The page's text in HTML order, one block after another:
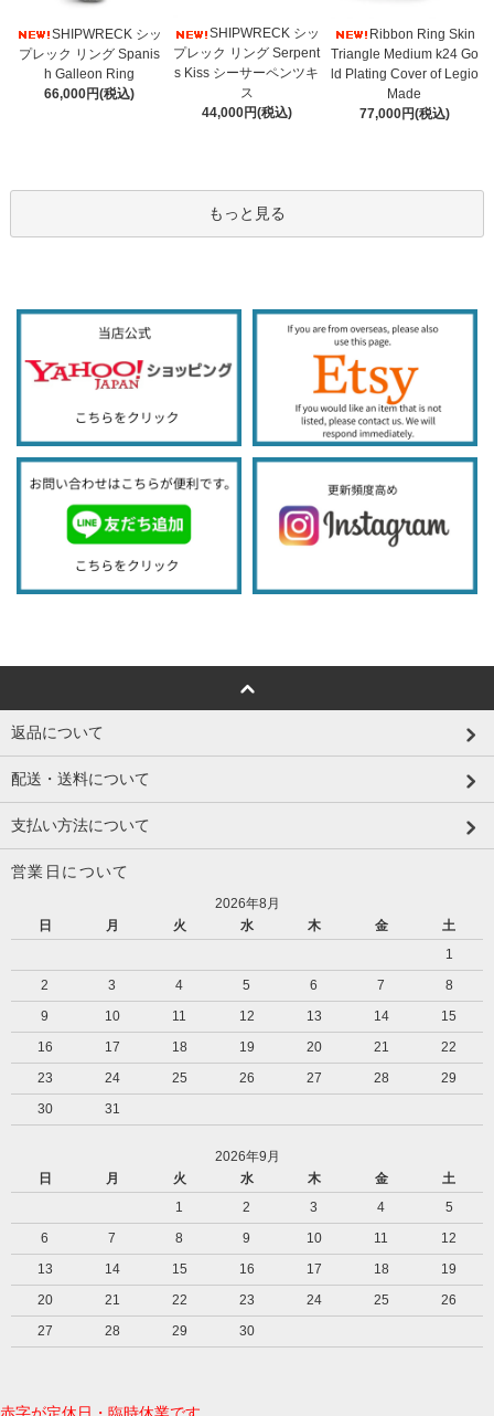
SHIPWRECK シッ
プレック リング Spanis
h Galleon Ring
66,000円(税込)
SHIPWRECK シッ
プレック リング Serpent
s Kiss シーサーペンツキ
ス
44,000円(税込)
Ribbon Ring Skin
Triangle Medium k24 Go
ld Plating Cover of Legio
Made
77,000円(税込)
もっと見る
返品について
配送・送料について
支払い方法について
営業日について
2026年8月
日
月 火 水 木 金
土
1
2
3 4 5 6 7
8
9
10 11 12 13 14
15
16
17 18 19 20 21
22
23
24 25 26 27 28
29
30
31
2026年9月
日
月 火 水 木 金
土
1
2 3 4
5
6
7 8 9 10 11
12
13
14 15 16 17 18
19
20
21 22 23 24 25
26
27
28 29 30